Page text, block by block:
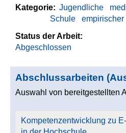
Kategorie: Jugendliche
empirischer
Schule
Status der Arbeit:
Abgeschlossen
Abschlussarbeiten
Auswahl von bereitgestellten
Kompetenzentwicklung zu